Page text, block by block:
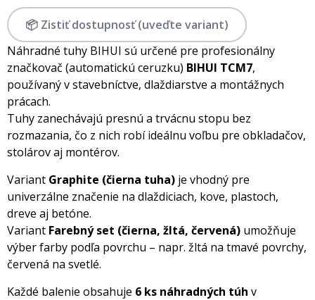
📦 Zistiť dostupnosť (uveďte variant)
Náhradné tuhy BIHUI sú určené pre profesionálny
značkovač (automatickú ceruzku) BIHUI TCM7,
používaný v stavebníctve, dlaždiarstve a montážnych
prácach.
Tuhy zanechávajú presnú a trvácnu stopu bez
rozmazania, čo z nich robí ideálnu voľbu pre obkladačov,
stolárov aj montérov.
Variant Graphite (čierna tuha) je vhodný pre
univerzálne značenie na dlaždiciach, kove, plastoch,
dreve aj betóne.
Variant Farebný set (čierna, žltá, červená) umožňuje
výber farby podľa povrchu – napr. žltá na tmavé povrchy,
červená na svetlé.
Každé balenie obsahuje 6 ks náhradných túh v